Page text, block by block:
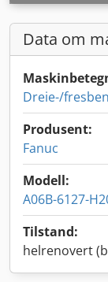
Data om
Dreie-/
Produsent:
Fanuc
Modell:
A06B-6127-
Tilstand:
helrenovert